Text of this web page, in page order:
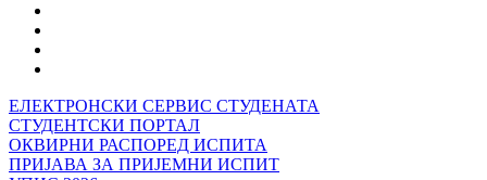
ЕЛЕКТРОНСКИ СЕРВИС СТУДЕНАТА
СТУДЕНТСКИ ПОРТАЛ
ОКВИРНИ РАСПОРЕД ИСПИТА
ПРИЈАВА ЗА ПРИЈЕМНИ ИСПИТ